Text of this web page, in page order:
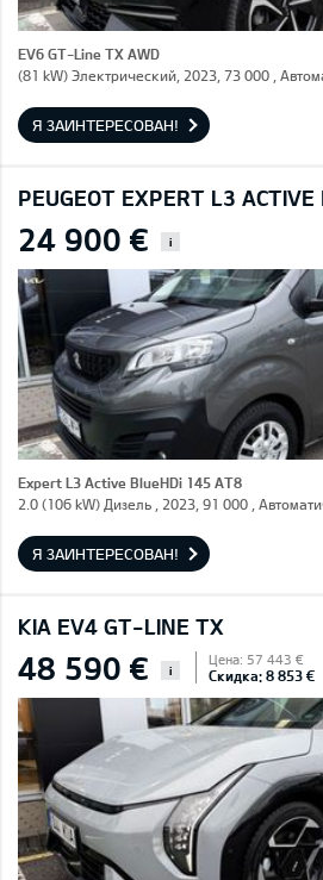
EV6 GT-Line TX AWD
(81 kW) Электрический, 2023, 73 000 ,
Я ЗАИНТЕРЕСОВАН!
PEUGEOT EXPERT L3
24 900 € i
Expert L3 Active BlueHDi 145 AT8
2.0 (106 kW) Дизель , 2023, 91 000 ,
Я ЗАИНТЕРЕСОВАН!
KIA EV4 GT-LINE TX
48 590 € i
Цена: 57 443 €
Скидка: 8 853 €